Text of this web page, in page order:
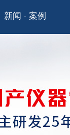
新闻 · 案例